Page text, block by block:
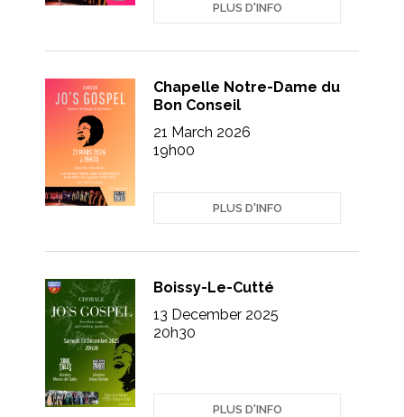
PLUS D'INFO
Chapelle Notre-Dame du
Bon Conseil
21 March 2026
19h00
PLUS D'INFO
Boissy-Le-Cutté
13 December 2025
20h30
PLUS D'INFO